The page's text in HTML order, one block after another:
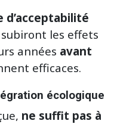
d’acceptabilité
les effets
années avant
efficaces.
écologique
ne suffit pas à